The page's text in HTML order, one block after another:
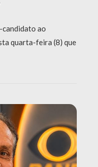
candidato ao
quarta-feira (8) que